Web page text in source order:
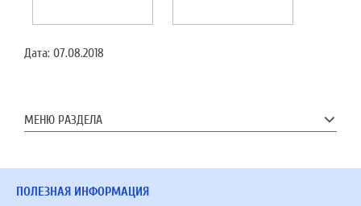
Дата: 07.08.2018
МЕНЮ РАЗДЕЛА
ПОЛЕЗНАЯ ИНФОРМАЦИЯ